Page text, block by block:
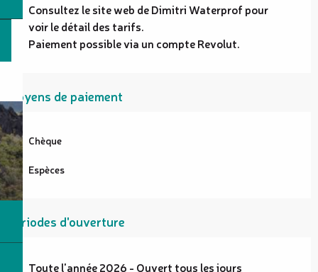
Consultez le site web de Dimitri Waterprof pour
voir le détail des tarifs.
Paiement possible via un compte Revolut.
Moyens de paiement
Chèque
Espèces
Périodes d'ouverture
Toute l'année 2026 - Ouvert tous les jours